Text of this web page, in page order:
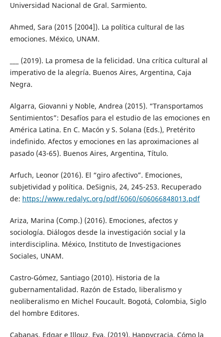
Universidad Nacional de Gral. Sarmiento.
Ahmed, Sara (2015 [2004]). La política cultural de las
emociones. México, UNAM.
___ (2019). La promesa de la felicidad. Una crítica cultural al
imperativo de la alegría. Buenos Aires, Argentina, Caja
Negra.
Algarra, Giovanni y Noble, Andrea (2015). “Transportamos
Sentimientos”: Desafíos para el estudio de las emociones en
América Latina. En C. Macón y S. Solana (Eds.), Pretérito
indefinido. Afectos y emociones en las aproximaciones al
pasado (43-65). Buenos Aires, Argentina, Título.
Arfuch, Leonor (2016). El “giro afectivo”. Emociones,
subjetividad y política. DeSignis, 24, 245-253. Recuperado
de: https://www.redalyc.org/pdf/6060/606066848013.pdf
Ariza, Marina (Comp.) (2016). Emociones, afectos y
sociología. Diálogos desde la investigación social y la
interdisciplina. México, Instituto de Investigaciones
Sociales, UNAM.
Castro-Gómez, Santiago (2010). Historia de la
gubernamentalidad. Razón de Estado, liberalismo y
neoliberalismo en Michel Foucault. Bogotá, Colombia, Siglo
del hombre Editores.
Cabanas, Edgar e Illouz, Eva. (2019). Happycracia. Cómo la